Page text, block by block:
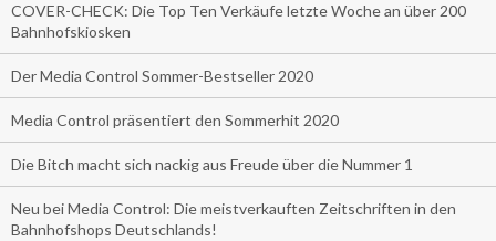
COVER-CHECK: Die Top Ten Verkäufe letzte Woche an über 200
Bahnhofskiosken
Der Media Control Sommer-Bestseller 2020
Media Control präsentiert den Sommerhit 2020
Die Bitch macht sich nackig aus Freude über die Nummer 1
Neu bei Media Control: Die meistverkauften Zeitschriften in den
Bahnhofshops Deutschlands!